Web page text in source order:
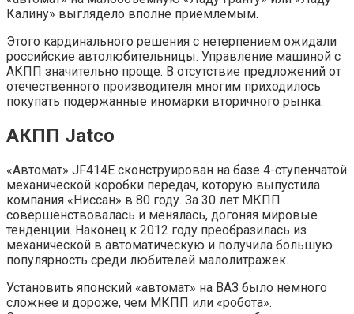
Калину» выглядело вполне приемлемым.
Этого кардинального решения с нетерпением ожидали
российские автолюбительницы. Управление машиной с
АКПП значительно проще. В отсутствие предложений от
отечественного производителя многим приходилось
покупать подержанные иномарки вторичного рынка.
АКПП Jatco
«Автомат» JF414E сконструирован на базе 4-ступенчатой
механической коробки передач, которую выпустила
компания «Ниссан» в 80 году. За 30 лет МКПП
совершенствовалась и менялась, догоняя мировые
тенденции. Наконец к 2012 году преобразилась из
механической в автоматическую и получила большую
популярность среди любителей малолитражек.
Установить японский «автомат» на ВАЗ было немного
сложнее и дороже, чем МКПП или «робота».